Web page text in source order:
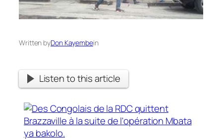
Written byDon Kayembein
Listen to this article